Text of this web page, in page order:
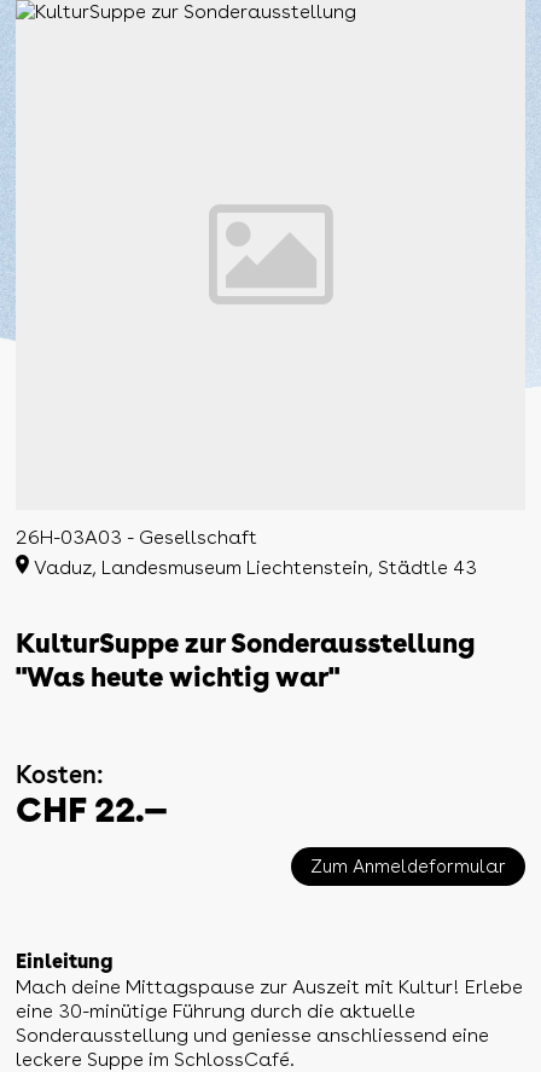
26H-03A03 - Gesellschaft
Vaduz, Landesmuseum Liechtenstein, Städtle 43
KulturSuppe zur Sonderausstellung
"Was heute wichtig war"
Kosten:
CHF 22.—
Zum Anmeldeformular
Einleitung
Mach deine Mittagspause zur Auszeit mit Kultur! Erlebe
eine 30-minütige Führung durch die aktuelle
Sonderausstellung und geniesse anschliessend eine
leckere Suppe im SchlossCafé.